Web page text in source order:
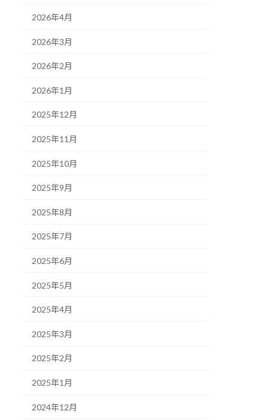
2026年4月
2026年3月
2026年2月
2026年1月
2025年12月
2025年11月
2025年10月
2025年9月
2025年8月
2025年7月
2025年6月
2025年5月
2025年4月
2025年3月
2025年2月
2025年1月
2024年12月